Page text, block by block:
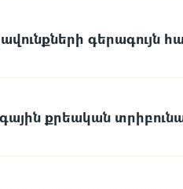
գերագույն
քրեական